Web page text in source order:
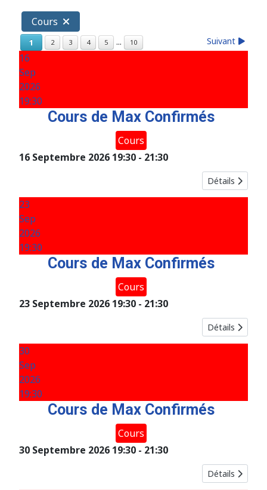
Cours
1 2 3 4 5 ... 10 Suivant
16
Sep
2026
19:30
Cours de Max Confirmés
Cours
16 Septembre 2026 19:30 - 21:30
Détails
23
Sep
2026
19:30
Cours de Max Confirmés
Cours
23 Septembre 2026 19:30 - 21:30
Détails
30
Sep
2026
19:30
Cours de Max Confirmés
Cours
30 Septembre 2026 19:30 - 21:30
Détails